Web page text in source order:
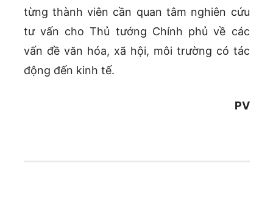
từng thành viên cần quan tâm nghiên cứu
tư vấn cho Thủ tướng Chính phủ về các
vấn đề văn hóa, xã hội, môi trường có tác
động đến kinh tế.
PV